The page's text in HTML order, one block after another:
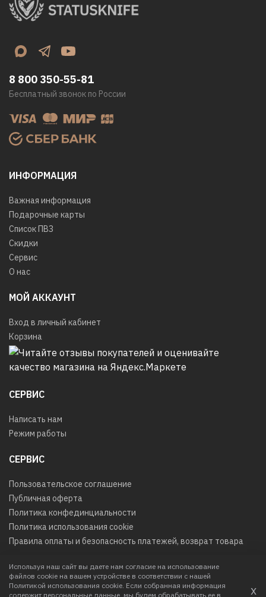
ИНФОРМАЦИЯ
Важная информация
Подарочные карты
Список ПВЗ
Скидки
Сервис
О нас
МОЙ АККАУНТ
Вход в личный кабинет
Корзина
СЕРВИС
Написать нам
Режим работы
СЕРВИС
Пользовательское соглашение
Публичная оферта
Политика конфединциальности
Политика использования cookie
Правила оплаты и безопасность платежей, возврат товара
8 800 350-55-81
Бесплатный звонок по России
© 2026Любое использование контента без письменного
разрешения запрещено
Используя наш сайт вы даете нам согласие на использование
файлов cookie на вашем устройстве в соответствии с нашей
Политикой использования cookie. Если собранная информация
содержит персональные данные, мы будем обрабатывать ее в
х